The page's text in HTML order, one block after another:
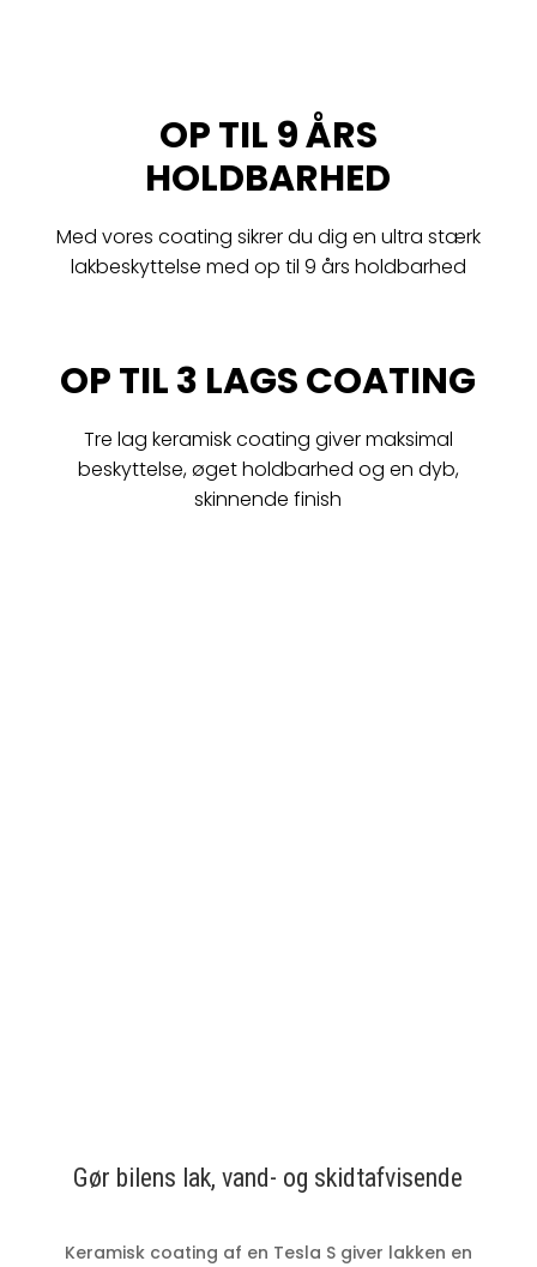
OP TIL 9 ÅRS
HOLDBARHED
Med vores coating sikrer du dig en ultra stærk
lakbeskyttelse med op til 9 års holdbarhed
OP TIL 3 LAGS COATING
Tre lag keramisk coating giver maksimal
beskyttelse, øget holdbarhed og en dyb,
skinnende finish
Gør bilens lak, vand- og skidtafvisende
Keramisk coating af en Tesla S giver lakken en